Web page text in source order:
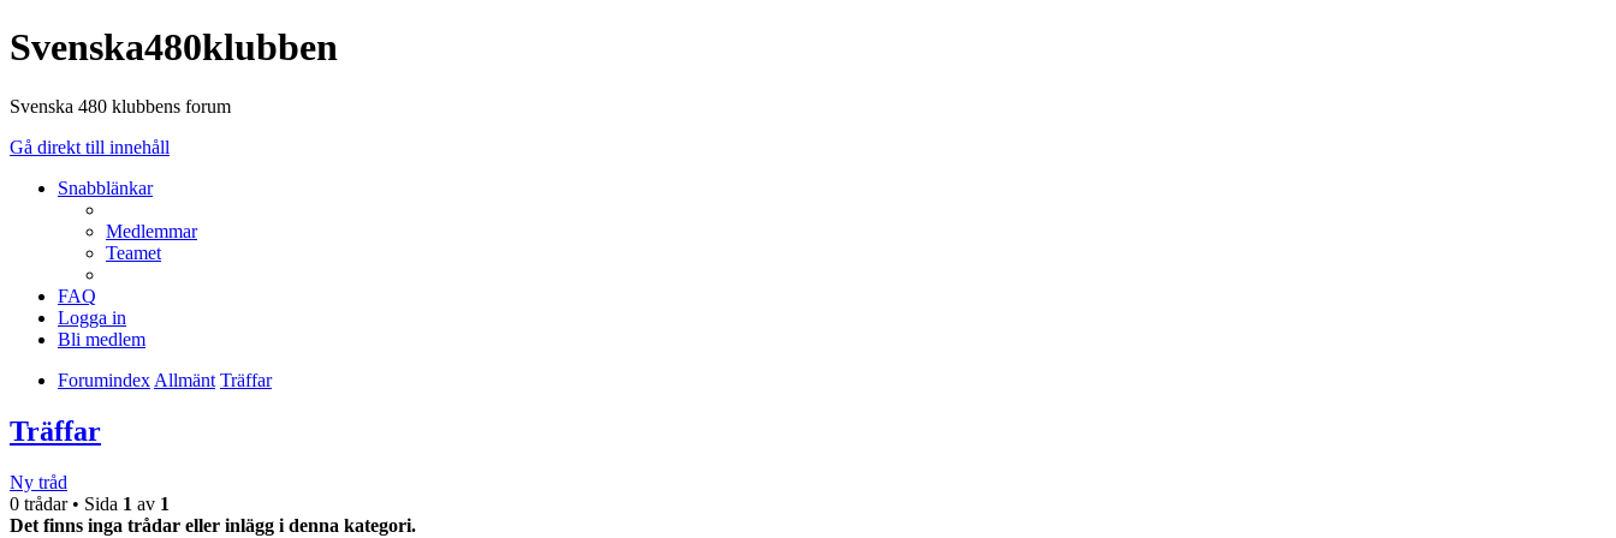
Svenska480klubben
Svenska 480 klubbens forum
Gå direkt till innehåll
Snabblänkar
Medlemmar
Teamet
FAQ
Logga in
Bli medlem
Forumindex Allmänt Träffar
Träffar
Ny tråd
0 trådar • Sida 1 av 1
Det finns inga trådar eller inlägg i denna kategori.